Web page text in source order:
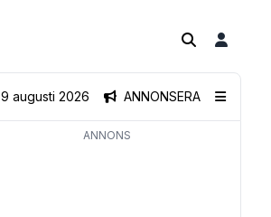
ANNONSERA
9 augusti 2026
ANNONS